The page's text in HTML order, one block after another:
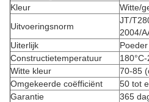
Kleur
Witte/
Uitvoeringsnorm
JT/
2004/
Uiterlijk
Poeder
Constructietemperatuur
Witte kleur
70-85
Omgekeerde coëfficiënt
50 tot
Garantie
365